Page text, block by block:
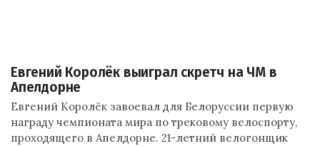
Евгений Королёк выиграл скретч на ЧМ в
Апелдорне
Евгений Королёк завоевал для Белоруссии первую
награду чемпионата мира по трековому велоспорту,
проходящего в Апелдорне. 21-летний велогонщик